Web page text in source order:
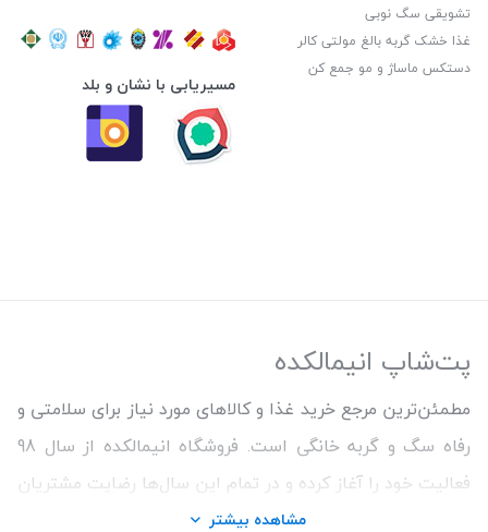
تشویقی سگ نوبی
غذا خشک گربه بالغ مولتی کالر
دستکس ماساژ و مو جمع کن
مسیریابی با نشان و بلد
پت‌شاپ انیمالکده
مطمئن‌ترین مرجع خرید غذا و کالاهای مورد نیاز برای سلامتی و
رفاه سگ و گربه خانگی است. فروشگاه انیمالکده از سال 98
فعالیت خود را آغاز کرده و در تمام این سال‌ها رضایت مشتریان
و ارائه محصولات اورجینال و با کیفیت برای حفظ سلامتی
مشاهده بیشتر